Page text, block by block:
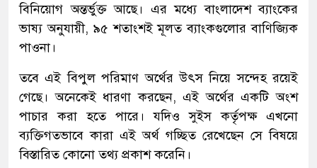
বিনিয়োগ অন্তর্ভুক্ত আছে। এর মধ্যে বাংলাদেশ ব্যাংকের
ভাষ্য অনুযায়ী, ৯৫ শতাংশই মূলত ব্যাংকগুলোর বাণিজ্যিক
পাওনা।
তবে এই বিপুল পরিমাণ অর্থের উৎস নিয়ে সন্দেহ রয়েই
গেছে। অনেকেই ধারণা করছেন, এই অর্থের একটি অংশ
পাচার করা হতে পারে। যদিও সুইস কর্তৃপক্ষ এখনো
ব্যক্তিগতভাবে কারা এই অর্থ গচ্ছিত রেখেছেন সে বিষয়ে
বিস্তারিত কোনো তথ্য প্রকাশ করেনি।